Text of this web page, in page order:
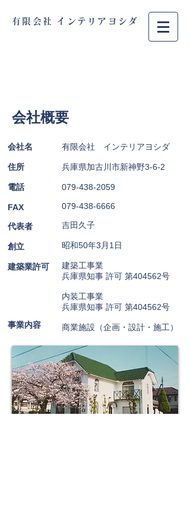
有限会社 インテリアヨシダ
​会社概要
会社名
住所
電話
FAX
代表者
創立
建築業許可
事業内容
有限会社 インテリアヨシダ
兵庫県加古川市新神野3-6-2
079-438-2059
079-438-6666
吉田久子
昭和50年3月1日
建築工事業
​兵庫県知事 許可 第404562号
内装工事業
兵庫県知事 許可 第404562号
商業施設（企画・設計・施工）